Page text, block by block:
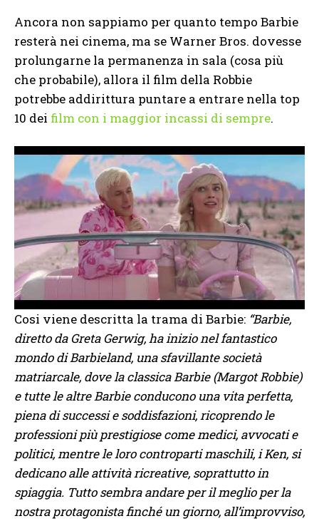
Ancora non sappiamo per quanto tempo Barbie
resterà nei cinema, ma se Warner Bros. dovesse
prolungarne la permanenza in sala (cosa più
che probabile), allora il film della Robbie
potrebbe addirittura puntare a entrare nella top
10 dei film con i maggior incassi di sempre.
Cosi viene descritta la trama di Barbie: “Barbie,
diretto da Greta Gerwig, ha inizio nel fantastico
mondo di Barbieland, una sfavillante società
matriarcale, dove la classica Barbie (Margot Robbie)
e tutte le altre Barbie conducono una vita perfetta,
piena di successi e soddisfazioni, ricoprendo le
professioni più prestigiose come medici, avvocati e
politici, mentre le loro controparti maschili, i Ken, si
dedicano alle attività ricreative, soprattutto in
spiaggia. Tutto sembra andare per il meglio per la
nostra protagonista finché un giorno, all’improvviso,